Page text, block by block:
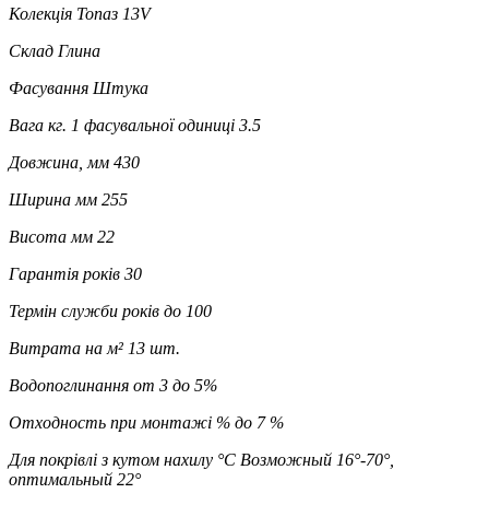
Колекція Топаз 13V
Склад Глина
Фасування Штука
Вага кг. 1 фасувальної одиниці 3.5
Довжина, мм 430
Ширина мм 255
Висота мм 22
Гарантія років 30
Термін служби років до 100
Витрата на м² 13 шт.
Водопоглинання от 3 до 5%
Отходность при монтажі % до 7 %
Для покрівлі з кутом нахилу °C Возможный 16°-70°,
оптимальный 22°